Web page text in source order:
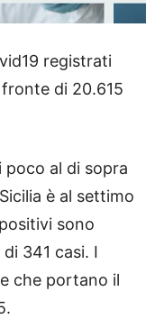
registrati
di 20.615
poco al di sopra
è al settimo
sono
341 casi. I
che portano il